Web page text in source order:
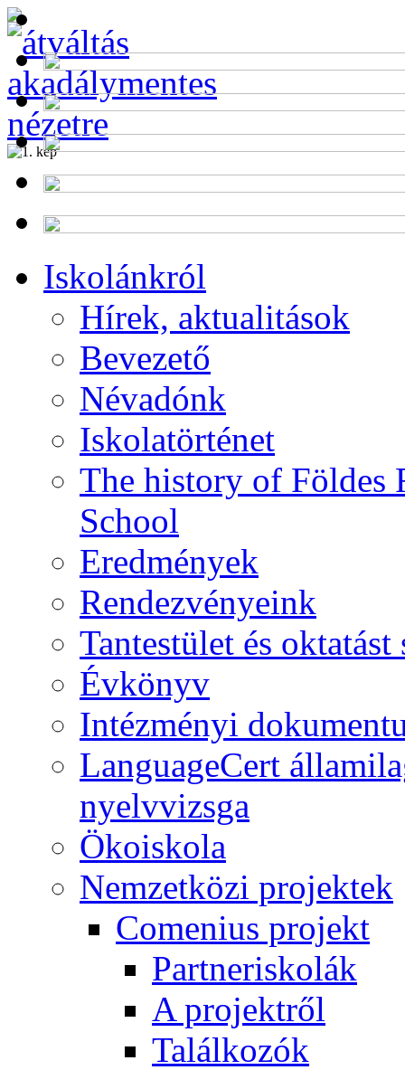
Iskolánkról
Hírek, aktualitások
Bevezető
Névadónk
Iskolatörténet
The history of Földes
School
Eredmények
Rendezvényeink
Tantestület és
Évkönyv
Intézményi
LanguageCert
nyelvvizsga
Ökoiskola
Nemzetközi projektek
Comenius projekt
Partneriskolák
A projektről
Találkozók
Program